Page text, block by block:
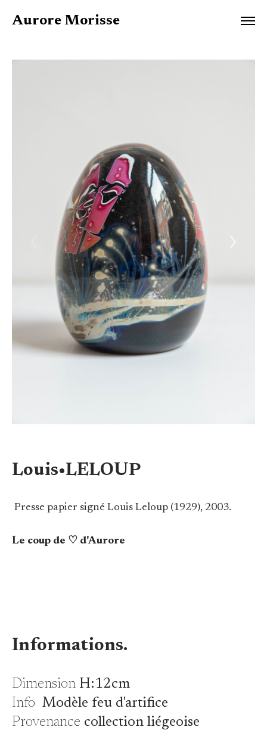
Aurore Morisse
Louis•LELOUP
Presse papier signé Louis Leloup (1929), 2003.
Le coup de ♡ d'Aurore
Informations.
DimensionH:12cm
Info Modèle feu d'artifice
Provenance collection liégeoise